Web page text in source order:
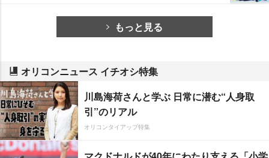
もっと見る
オリコンニュース イチオシ特集
川島海荷さんと学ぶ 日常に潜む“人身取
引”のリアル
オリコンタイアップ特集